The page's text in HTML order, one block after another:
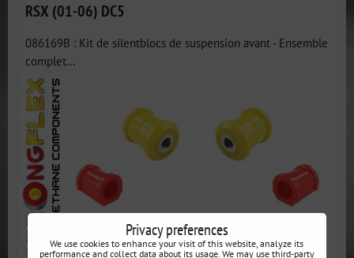
RSX (01-06) DC5
086169B : Kit de silentblocs de suspension avant - Ensemble
complet...
Privacy preferences
We use cookies to enhance your visit of this website, analyze its
performance and collect data about its usage. We may use third-party